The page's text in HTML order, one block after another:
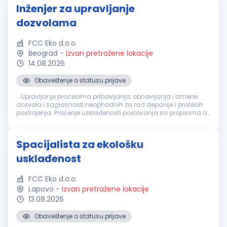
Inženjer za upravljanje
dozvolama
FCC Eko d.o.o.
Beograd - Izvan pretražene lokacije
14.08.2026
Obaveštenje o statusu prijave
...Upravljanje procesima pribavljanja, obnavljanja i izmene
dozvola i saglasnosti neophodnih za rad deponije i pratećih
postrojenja. Praćenje usklađenosti poslovanja sa propisima iz
Spacijalista za ekološku
usklađenost
FCC Eko d.o.o.
Lapovo - Izvan pretražene lokacije
13.08.2026
Obaveštenje o statusu prijave